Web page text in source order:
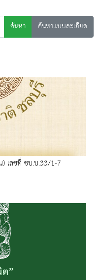
ค้นหา
ค้นหาแบบละเอียด
เลขที่ ชบ.บ.33/1-7